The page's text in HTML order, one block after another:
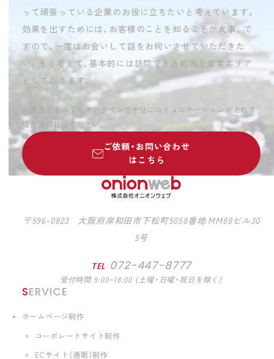
って頑張っている企業のお役に立ちたいと考えています。
効果を出すためには、お客様のことを知ることが大事。で
すので、一度はお会いして話をお伺いさせていただきた
い。そう考えて、基本的には訪問できる範囲を営業エリア
としております。
※遠方であってもオンラインで十分にコミュニケーションがとれる
場合はご相談ください。
ご依頼・お問い合わせ
はこちら
〒596-0823 大阪府岸和田市下松町5058番地 MM88ビル30
5号
TEL 072-447-8777
受付時間 9:00~18:00 （土曜・日曜・祝日を除く）
SERVICE
ホームページ制作
コーポレートサイト制作
ECサイト（通販）制作